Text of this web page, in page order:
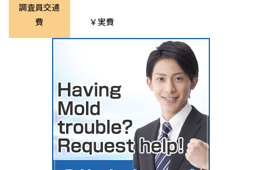
調査員交通
費
￥実費